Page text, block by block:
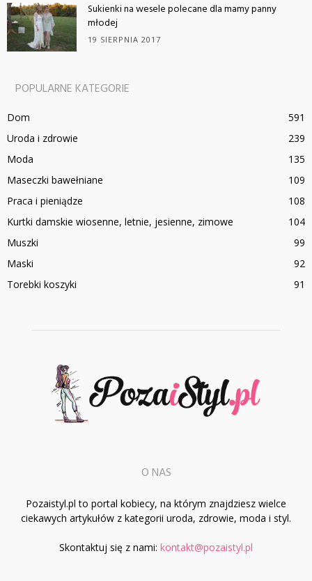
Sukienki na wesele polecane dla mamy panny
młodej
19 SIERPNIA 2017
POPULARNE KATEGORIE
Dom
591
Uroda i zdrowie
239
Moda
135
Maseczki bawełniane
109
Praca i pieniądze
108
Kurtki damskie wiosenne, letnie, jesienne, zimowe
104
Muszki
99
Maski
92
Torebki koszyki
91
O NAS
Pozaistyl.pl to portal kobiecy, na którym znajdziesz wielce
ciekawych artykułów z kategorii uroda, zdrowie, moda i styl.
Skontaktuj się z nami: kontakt@pozaistyl.pl